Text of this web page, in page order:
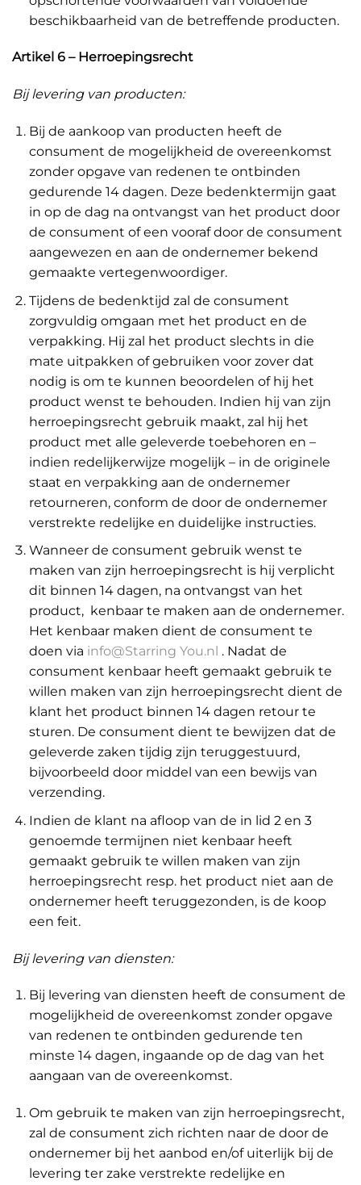
beschikbaarheid van de betreffende producten.
Artikel 6 – Herroepingsrecht
Bij levering van producten:
Bij de aankoop van producten heeft de
consument de mogelijkheid de overeenkomst
zonder opgave van redenen te ontbinden
gedurende 14 dagen. Deze bedenktermijn gaat
in op de dag na ontvangst van het product door
de consument of een vooraf door de consument
aangewezen en aan de ondernemer bekend
gemaakte vertegenwoordiger.
Tijdens de bedenktijd zal de consument
zorgvuldig omgaan met het product en de
verpakking. Hij zal het product slechts in die
mate uitpakken of gebruiken voor zover dat
nodig is om te kunnen beoordelen of hij het
product wenst te behouden. Indien hij van zijn
herroepingsrecht gebruik maakt, zal hij het
product met alle geleverde toebehoren en –
indien redelijkerwijze mogelijk – in de originele
staat en verpakking aan de ondernemer
retourneren, conform de door de ondernemer
verstrekte redelijke en duidelijke instructies.
Wanneer de consument gebruik wenst te
maken van zijn herroepingsrecht is hij verplicht
dit binnen 14 dagen, na ontvangst van het
product, kenbaar te maken aan de ondernemer.
Het kenbaar maken dient de consument te
doen via info@Starring You.nl . Nadat de
consument kenbaar heeft gemaakt gebruik te
willen maken van zijn herroepingsrecht dient de
klant het product binnen 14 dagen retour te
sturen. De consument dient te bewijzen dat de
geleverde zaken tijdig zijn teruggestuurd,
bijvoorbeeld door middel van een bewijs van
verzending.
Indien de klant na afloop van de in lid 2 en 3
genoemde termijnen niet kenbaar heeft
gemaakt gebruik te willen maken van zijn
herroepingsrecht resp. het product niet aan de
ondernemer heeft teruggezonden, is de koop
een feit.
Bij levering van diensten:
Bij levering van diensten heeft de consument de
mogelijkheid de overeenkomst zonder opgave
van redenen te ontbinden gedurende ten
minste 14 dagen, ingaande op de dag van het
aangaan van de overeenkomst.
Om gebruik te maken van zijn herroepingsrecht,
zal de consument zich richten naar de door de
ondernemer bij het aanbod en/of uiterlijk bij de
levering ter zake verstrekte redelijke en